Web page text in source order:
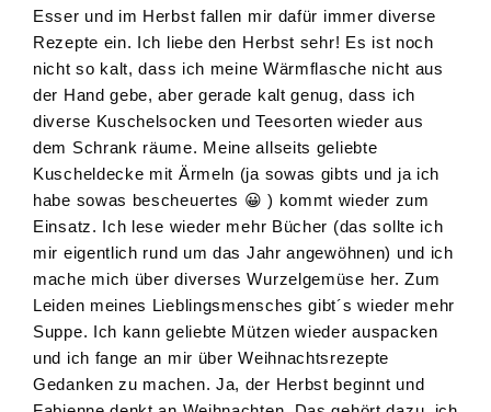
Esser und im Herbst fallen mir dafür immer diverse
Rezepte ein. Ich liebe den Herbst sehr! Es ist noch
nicht so kalt, dass ich meine Wärmflasche nicht aus
der Hand gebe, aber gerade kalt genug, dass ich
diverse Kuschelsocken und Teesorten wieder aus
dem Schrank räume. Meine allseits geliebte
Kuscheldecke mit Ärmeln (ja sowas gibts und ja ich
habe sowas bescheuertes 😀 ) kommt wieder zum
Einsatz. Ich lese wieder mehr Bücher (das sollte ich
mir eigentlich rund um das Jahr angewöhnen) und ich
mache mich über diverses Wurzelgemüse her. Zum
Leiden meines Lieblingsmensches gibt´s wieder mehr
Suppe. Ich kann geliebte Mützen wieder auspacken
und ich fange an mir über Weihnachtsrezepte
Gedanken zu machen. Ja, der Herbst beginnt und